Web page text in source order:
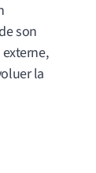
son
la